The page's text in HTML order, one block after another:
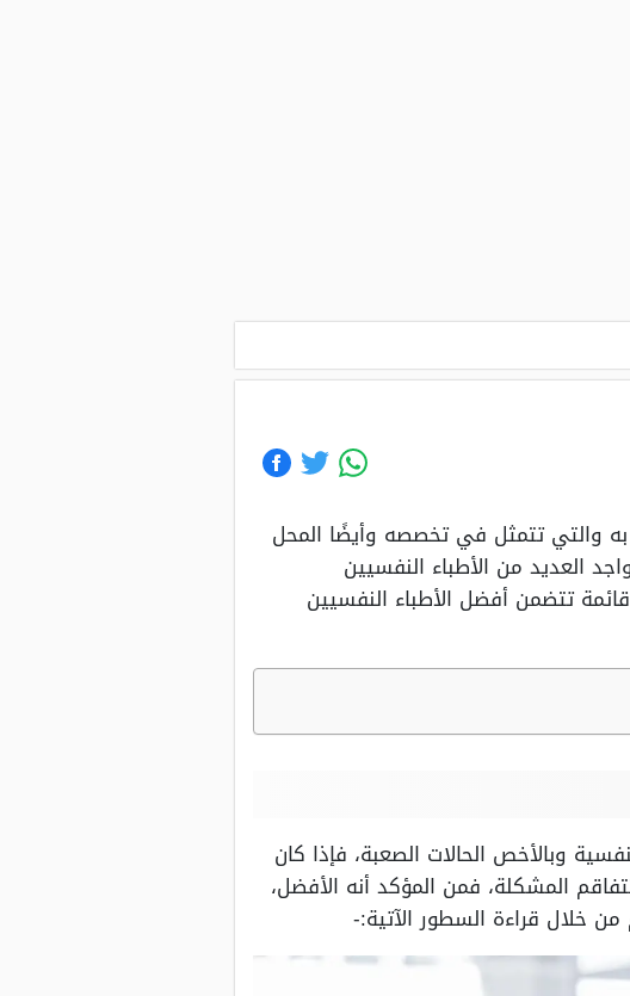
والتي تتمثل في تخصصه وأيضًا المحل
العديد من الأطباء النفسيين
تتضمن أفضل الأطباء النفسيين
وبالأخص الحالات الصعبة، فإذا كان
المشكلة، فمن المؤكد أنه الأفضل،
خلال قراءة السطور الآتية:-